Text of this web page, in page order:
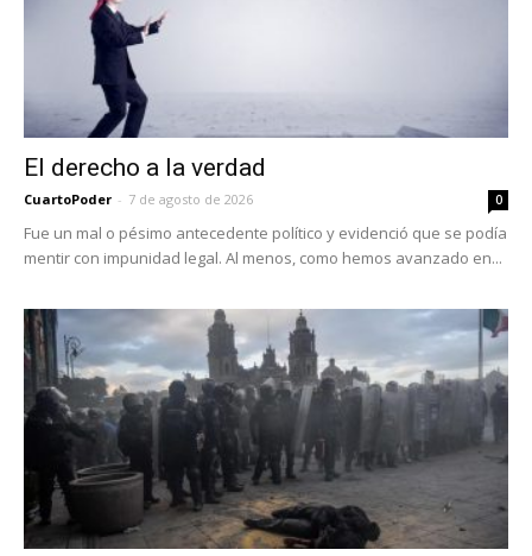
El derecho a la verdad
CuartoPoder - 7 de agosto de 2026 0
Fue un mal o pésimo antecedente político y evidenció que se podía
mentir con impunidad legal. Al menos, como hemos avanzado en...